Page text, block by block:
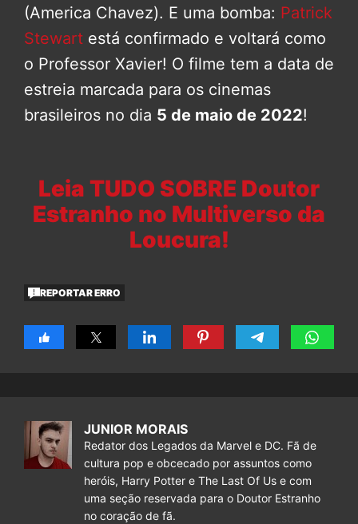
(America Chavez). E uma bomba: Patrick
Stewart está confirmado e voltará como
o Professor Xavier! O filme tem a data de
estreia marcada para os cinemas
brasileiros no dia 5 de maio de 2022!
Leia TUDO SOBRE Doutor
Estranho no Multiverso da
Loucura!
REPORTAR ERRO
JUNIOR MORAIS
Redator dos Legados da Marvel e DC. Fã de
cultura pop e obcecado por assuntos como
heróis, Harry Potter e The Last Of Us e com
uma seção reservada para o Doutor Estranho
no coração de fã.